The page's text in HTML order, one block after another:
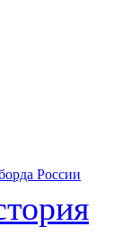
России